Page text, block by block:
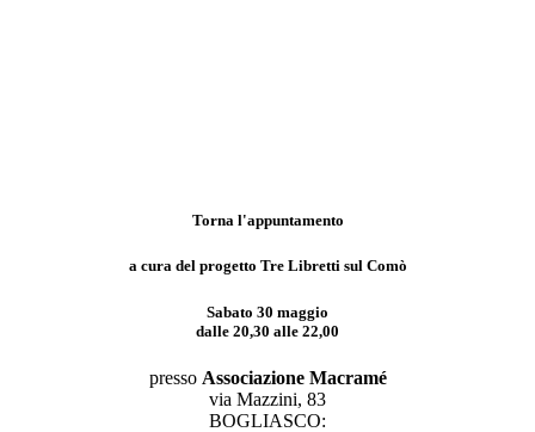
Torna l'appuntamento
a cura del progetto Tre Libretti sul Comò
Sabato 30 maggio
dalle 20,30 alle 22,00
presso Associazione Macramé
via Mazzini, 83
BOGLIASCO: